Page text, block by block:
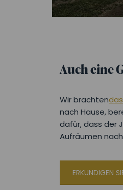
Auch eine
Wir brachten
nach Hause,
dafür, dass der
Aufräumen
ERKUNDIGEN